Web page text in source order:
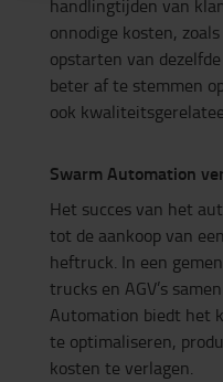
handlingtijden van
onnodige kosten,
opstarten van
beter af te stemmen
ook
Swarm Automation
Het succes van het
tot de aankoop van
heftruck. In een
trucks en AGV’s
Automation biedt het
te optimaliseren,
kosten te verlagen.